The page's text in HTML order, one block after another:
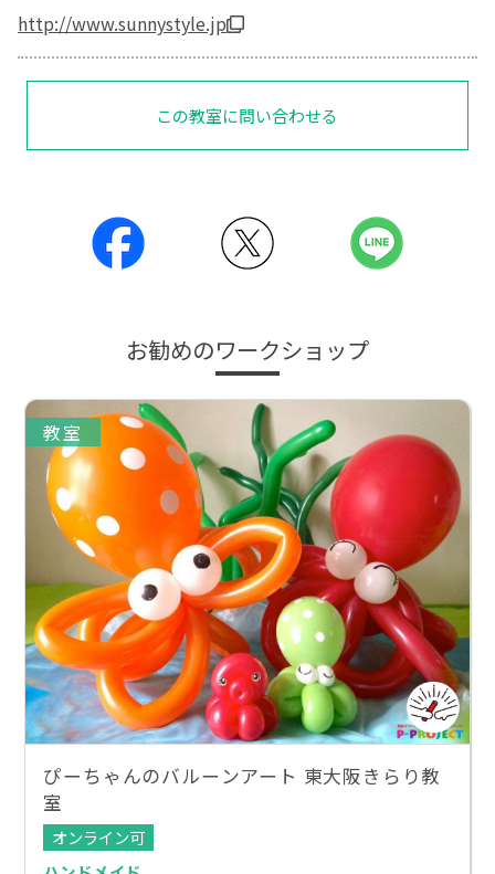
http://www.sunnystyle.jp
この教室に問い合わせる
お勧めのワークショップ
教室
ぴーちゃんのバルーンアート 東大阪きらり教
室
オンライン可